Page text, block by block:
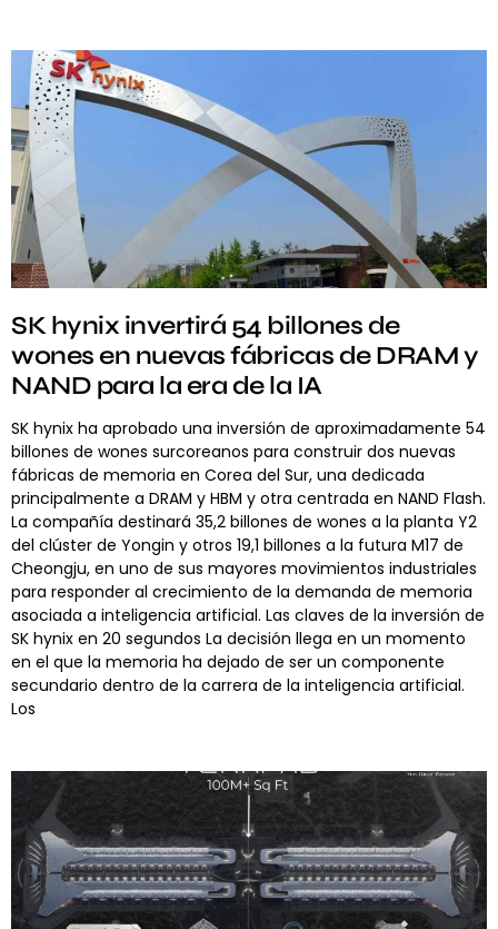
SK hynix invertirá 54 billones de
wones en nuevas fábricas de DRAM y
NAND para la era de la IA
SK hynix ha aprobado una inversión de aproximadamente 54
billones de wones surcoreanos para construir dos nuevas
fábricas de memoria en Corea del Sur, una dedicada
principalmente a DRAM y HBM y otra centrada en NAND Flash.
La compañía destinará 35,2 billones de wones a la planta Y2
del clúster de Yongin y otros 19,1 billones a la futura M17 de
Cheongju, en uno de sus mayores movimientos industriales
para responder al crecimiento de la demanda de memoria
asociada a inteligencia artificial. Las claves de la inversión de
SK hynix en 20 segundos La decisión llega en un momento
en el que la memoria ha dejado de ser un componente
secundario dentro de la carrera de la inteligencia artificial.
Los